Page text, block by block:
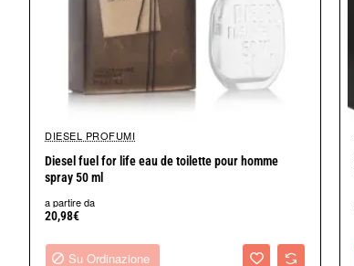
Su Ordinazione
DIESEL PROFUMI
Diesel fuel for life eau de toilette pour homme
spray 50 ml
a partire da
20,98€
Su Ordinazione